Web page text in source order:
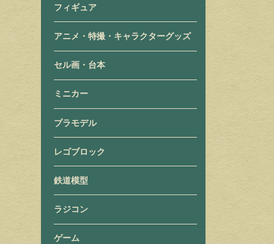
フィギュア
アニメ・特撮・キャラクターグッズ
セル画・台本
ミニカー
プラモデル
レゴブロック
鉄道模型
ラジコン
ゲーム